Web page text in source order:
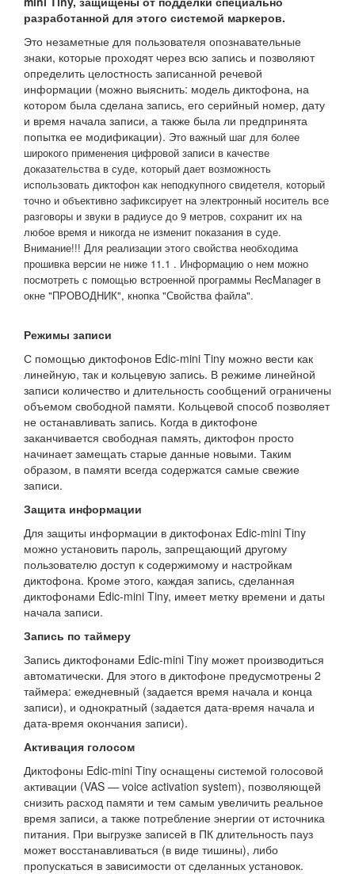
разработанной для этого системой маркеров.
Это незаметные для пользователя опознавательные
знаки, которые проходят через всю запись и позволяют
определить целостность записанной речевой
информации (можно выяснить: модель диктофона, на
котором была сделана запись, его серийный номер, дату
и время начала записи, а также была ли предпринята
попытка ее модификации). Это важный шаг для более
широкого применения цифровой записи в качестве
доказательства в суде, который дает возможность
использовать диктофон как неподкупного свидетеля, который
точно и объективно зафиксирует на электронный носитель все
разговоры и звуки в радиусе до 9 метров, сохранит их на
любое время и никогда не изменит показания в суде.
Внимание!!! Для реализации этого свойства необходима
прошивка версии не ниже 11.1 . Информацию о нем можно
посмотреть с помощью встроенной программы RecManager в
окне "ПРОВОДНИК", кнопка "Свойства файла".
Режимы записи
С помощью диктофонов Edic-mini Tiny можно вести как
линейную, так и кольцевую запись. В режиме линейной
записи количество и длительность сообщений ограничены
объемом свободной памяти. Кольцевой способ позволяет
не останавливать запись. Когда в диктофоне
заканчивается свободная память, диктофон просто
начинает замещать старые данные новыми. Таким
образом, в памяти всегда содержатся самые свежие
записи.
Защита информации
Для защиты информации в диктофонах Edic-mini Tiny
можно установить пароль, запрещающий другому
пользователю доступ к содержимому и настройкам
диктофона. Кроме этого, каждая запись, сделанная
диктофонами Edic-mini Tiny, имеет метку времени и даты
начала записи.
Запись по таймеру
Запись диктофонами Edic-mini Tiny может производиться
автоматически. Для этого в диктофоне предусмотрены 2
таймера: ежедневный (задается время начала и конца
записи), и однократный (задается дата-время начала и
дата-время окончания записи).
Активация голосом
Диктофоны Edic-mini Tiny оснащены системой голосовой
активации (VAS — voice activation system), позволяющей
снизить расход памяти и тем самым увеличить реальное
время записи, а также потребление энергии от источника
питания. При выгрузке записей в ПК длительность пауз
может восстанавливаться (в виде тишины), либо
пропускаться в зависимости от сделанных установок.